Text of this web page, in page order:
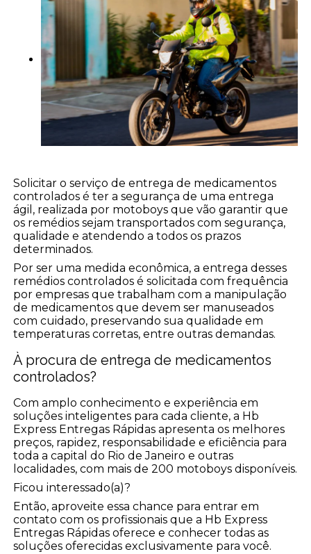
Solicitar o serviço de entrega de medicamentos
controlados é ter a segurança de uma entrega
ágil, realizada por motoboys que vão garantir que
os remédios sejam transportados com segurança,
qualidade e atendendo a todos os prazos
determinados.
Por ser uma medida econômica, a entrega desses
remédios controlados é solicitada com frequência
por empresas que trabalham com a manipulação
de medicamentos que devem ser manuseados
com cuidado, preservando sua qualidade em
temperaturas corretas, entre outras demandas.
À procura de entrega de medicamentos
controlados?
Com amplo conhecimento e experiência em
soluções inteligentes para cada cliente, a Hb
Express Entregas Rápidas apresenta os melhores
preços, rapidez, responsabilidade e eficiência para
toda a capital do Rio de Janeiro e outras
localidades, com mais de 200 motoboys disponíveis.
Ficou interessado(a)?
Então, aproveite essa chance para entrar em
contato com os profissionais que a Hb Express
Entregas Rápidas oferece e conhecer todas as
soluções oferecidas exclusivamente para você.